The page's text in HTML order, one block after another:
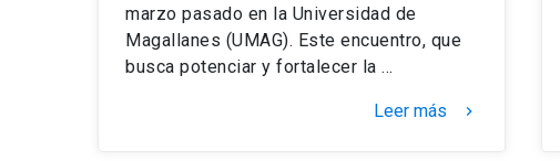
marzo pasado en la Universidad de
Magallanes (UMAG). Este encuentro, que
busca potenciar y fortalecer la …
Leer más keyboard_arrow_right